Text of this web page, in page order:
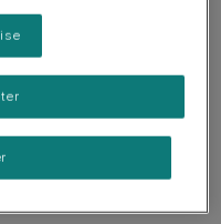
pour un traitement.
et la bonne police
d’une